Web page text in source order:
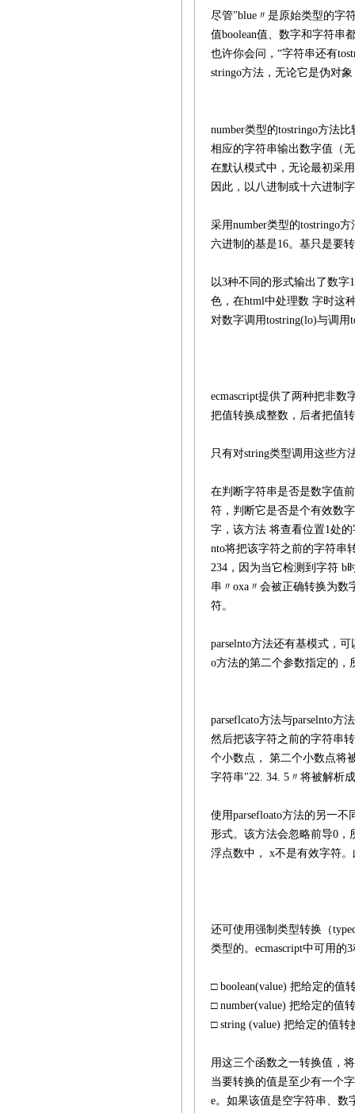
尽管"blue〃是原始类型的字
值boolean值、数字和字符串
也许你会问，“字符串还有
stringo方法，无论它是伪对
number类型的tostringo方法
相应的字符串输出数字值（
在默认模式中，无论最初采
因此，以八进制或十六进制
采用number类型的tostringo
六进制的基是16。基只是要
以3种不同的形式输出了数
色，在html中处理数 字时这
对数字调用tostring(lo)与调
ecmascript提供了两种把非数
把值转换成整数，后者把值
只有对string类型调用这些方
在判断字符串是否是数字值
符，判断它是否是个有效数
字，该方法 将查看位置1处
nto将把该字符之前的字符串
234，因为当它检测到字符 b
串〃oxa〃会被正确转换为数
符。
parselnto方法还有基模式，
o方法的第二个参数指定的，
parseflcato方法与parselnto
然后把该字符之前的字符串
个小数点， 第二个小数点将
字符串"22. 34. 5〃将被解析
使用parsefloato方法的另一
形式。该方法会忽略前导0，
浮点数中， x不是有效字符。
还可使用强制类型转换（
类型的。ecmascript中可用的
□ boolean(value) 把给定的值
□ number(value) 把给定的值
□ string (value) 把给定的值
用这三个函数之一转换值，
当要转换的值是至少有一个
e。如果该值是空字符串、数